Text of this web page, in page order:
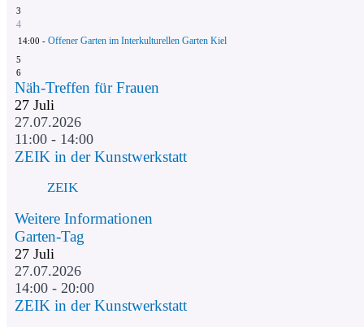
3
4
14:00 - Offener Garten im Interkulturellen Garten Kiel
5
6
Näh-Treffen für Frauen
27 Juli
27.07.2026
11:00 - 14:00
ZEIK in der Kunstwerkstatt
ZEIK
Weitere Informationen
Garten-Tag
27 Juli
27.07.2026
14:00 - 20:00
ZEIK in der Kunstwerkstatt